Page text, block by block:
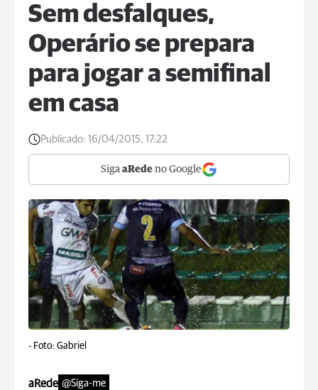
Sem desfalques,
Operário se prepara
para jogar a semifinal
em casa
Publicado: 16/04/2015, 17:22
Siga aRede no Google
- Foto: Gabriel
aRede @Siga-me